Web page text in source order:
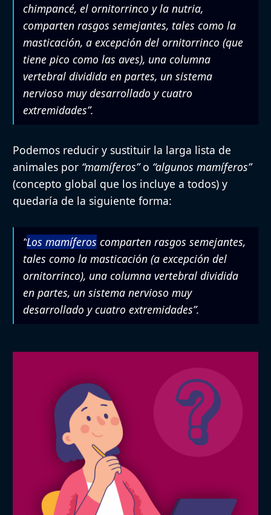
chimpancé, el ornitorrinco y la nutria,
comparten rasgos semejantes, tales como la
masticación, a excepción del ornitorrinco (que
tiene pico como las aves), una columna
vertebral dividida en partes, un sistema
nervioso muy desarrollado y cuatro
extremidades”.
Podemos reducir y sustituir la larga lista de
animales por “mamíferos”o “algunos mamíferos”
(concepto global que los incluye a todos) y
quedaría de la siguiente forma:
“Los mamíferos comparten rasgos semejantes,
tales como la masticación (a excepción del
ornitorrinco), una columna vertebral dividida
en partes, un sistema nervioso muy
desarrollado y cuatro extremidades”.